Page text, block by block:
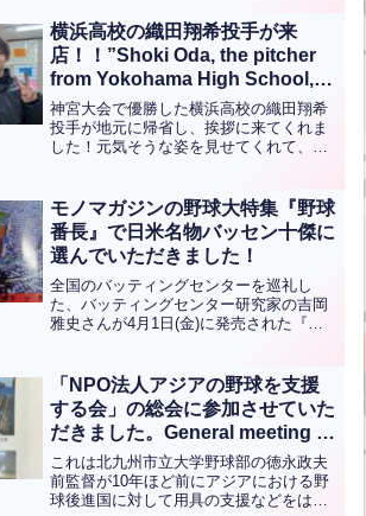
れます。ＺＥＴＴ社の身体測定や、ラプ
ソードを使って...全文はクリック
横浜高校の織田翔希投手が来
店！！”Shoki Oda, the pitcher
from Yokohama High School,
visited the batting
center!!”【ENG CHT KOR
JPN】
神宮大会で優勝した横浜高校の織田翔希
投手が地元に帰省し、挨拶に来てくれま
した！元気そうな姿を見せてくれて、と
そしてお客様も応援しています！頑張っ
てくださいね！Shoki...全文はクリック
モノマガジンの野球大特集『野球
番長』で日米名物バッセン十傑に
選んでいただきました！
全国のバッティングセンターを巡礼し
た、バッティングセンター研究家の吉岡
雅史さんが4月1日(金)に発売された『モ
1000店舗斬りへの道」というインタビュ
ー記事が掲載されて...全文はクリック
「NPO法人アジアの野球を支援
する会」の総会に参加させていた
だきました。General meeting of
the NPO “Association for
Supporting Baseball in
Asia.”(英中翻訳）
これは北九州市立大学野球部の徳永政夫
前監督が10年ほど前にアジアにおける野
球後進国に対して用具の支援などをはじ